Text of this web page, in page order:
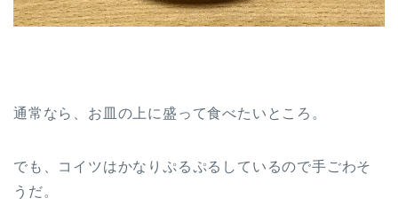
通常なら、お皿の上に盛って食べたいところ。
でも、コイツはかなりぷるぷるしているので手ごわそ
うだ。